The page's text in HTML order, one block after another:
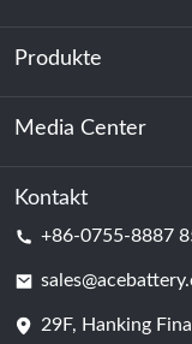
Über uns
Nachhaltigkeit
Produkte
Energiespeicherung
Rechenzentrum &
Batterie
Media Center
Nachricht
Kontakt
+86-0755-8887
29F, Hanking